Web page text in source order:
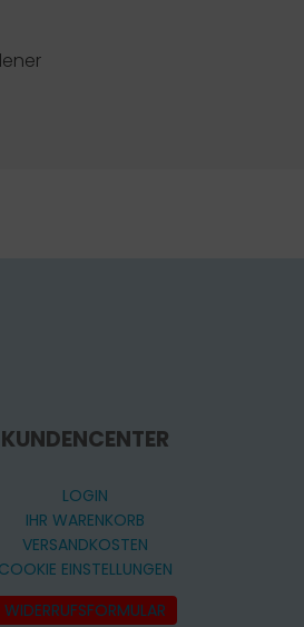
KUNDENCENTER
LOGIN
IHR WARENKORB
VERSANDKOSTEN
COOKIE EINSTELLUNGEN
WIDERRUFSFORMULAR